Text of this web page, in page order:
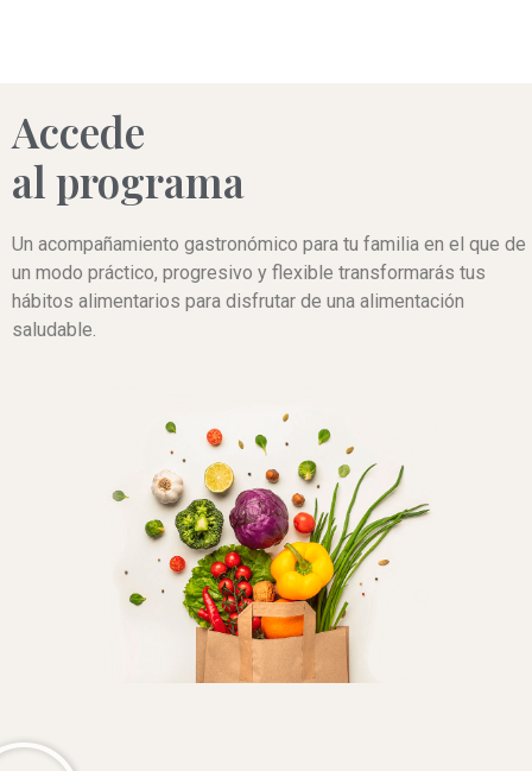
Accede
al programa
Un acompañamiento gastronómico para tu familia en el que de
un modo práctico, progresivo y flexible transformarás tus
hábitos alimentarios para disfrutar de una alimentación
saludable.